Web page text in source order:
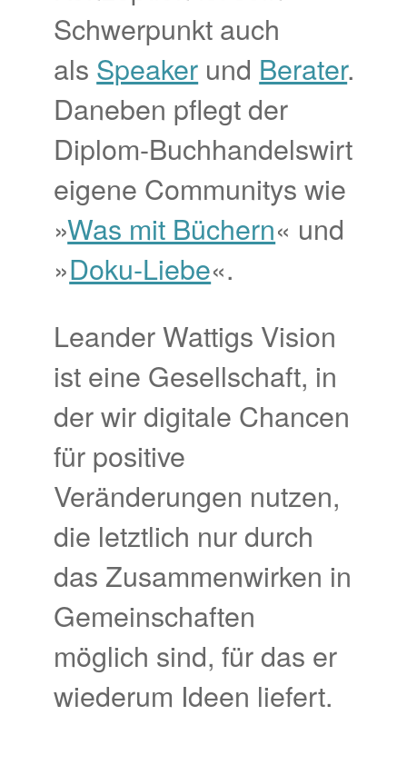
Schwerpunkt auch
als Speaker und Berater.
Daneben pflegt der
Diplom-Buchhandelswirt
eigene Communitys wie
»Was mit Büchern« und
»Doku-Liebe«.
Leander Wattigs Vision
ist eine Gesellschaft, in
der wir digitale Chancen
für positive
Veränderungen nutzen,
die letztlich nur durch
das Zusammenwirken in
Gemeinschaften
möglich sind, für das er
wiederum Ideen liefert.